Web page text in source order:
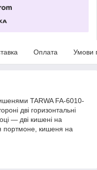
Оплата Умови
TARWA FA-6010-
дві горизонтальні
— дві кишені на
портмоне, кишеня на